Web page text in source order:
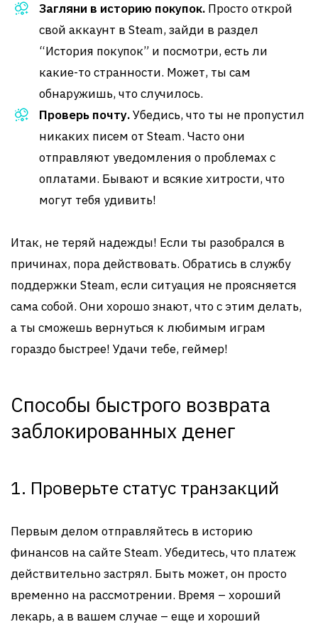
Загляни в историю покупок. Просто открой
свой аккаунт в Steam, зайди в раздел
“История покупок” и посмотри, есть ли
какие-то странности. Может, ты сам
обнаружишь, что случилось.
Проверь почту.Убедись, что ты не пропустил
никаких писем от Steam. Часто они
отправляют уведомления о проблемах с
оплатами. Бывают и всякие хитрости, что
могут тебя удивить!
Итак, не теряй надежды! Если ты разобрался в
причинах, пора действовать. Обратись в службу
поддержки Steam, если ситуация не проясняется
сама собой. Они хорошо знают, что с этим делать,
а ты сможешь вернуться к любимым играм
гораздо быстрее! Удачи тебе, геймер!
Способы быстрого возврата
заблокированных денег
1. Проверьте статус транзакций
Первым делом отправляйтесь в историю
финансов на сайте Steam. Убедитесь, что платеж
действительно застрял. Быть может, он просто
временно на рассмотрении. Время – хороший
лекарь, а в вашем случае – еще и хороший